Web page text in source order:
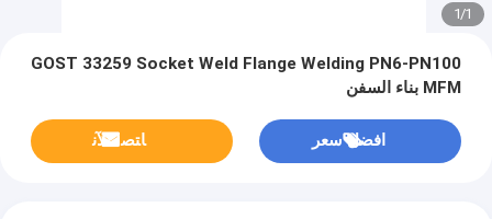
1
/
1
GOST 33259 Socket Weld Flange Welding PN6-PN100
MFM بناء السفن
افضل سعر ﺎﺘﺼﻟ ﺍﻶﻧ